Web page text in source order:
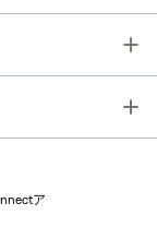
ア